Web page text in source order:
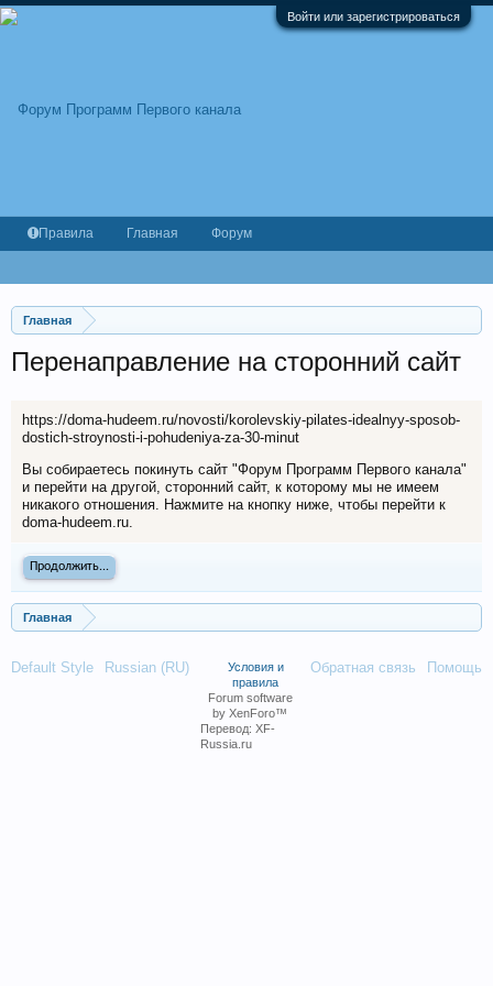
Войти или зарегистрироваться
Главная
Перенаправление на сторонний сайт
https://doma-hudeem.ru/novosti/korolevskiy-pilates-idealnyy-sposob-
dostich-stroynosti-i-pohudeniya-za-30-minut
Вы собираетесь покинуть сайт "Форум Программ Первого канала"
и перейти на другой, сторонний сайт, к которому мы не имеем
никакого отношения. Нажмите на кнопку ниже, чтобы перейти к
doma-hudeem.ru.
Продолжить...
Главная
Правила Главная Форум
Default Style Russian (RU) Обратная связь Помощь
Условия и
правила
Forum software
by XenForo™
Перевод: XF-
Russia.ru